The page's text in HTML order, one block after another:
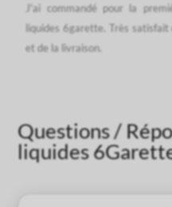
J'ai commandé pour la
liquides 6garette. Très
et de la livraison.
Questions /
liquides